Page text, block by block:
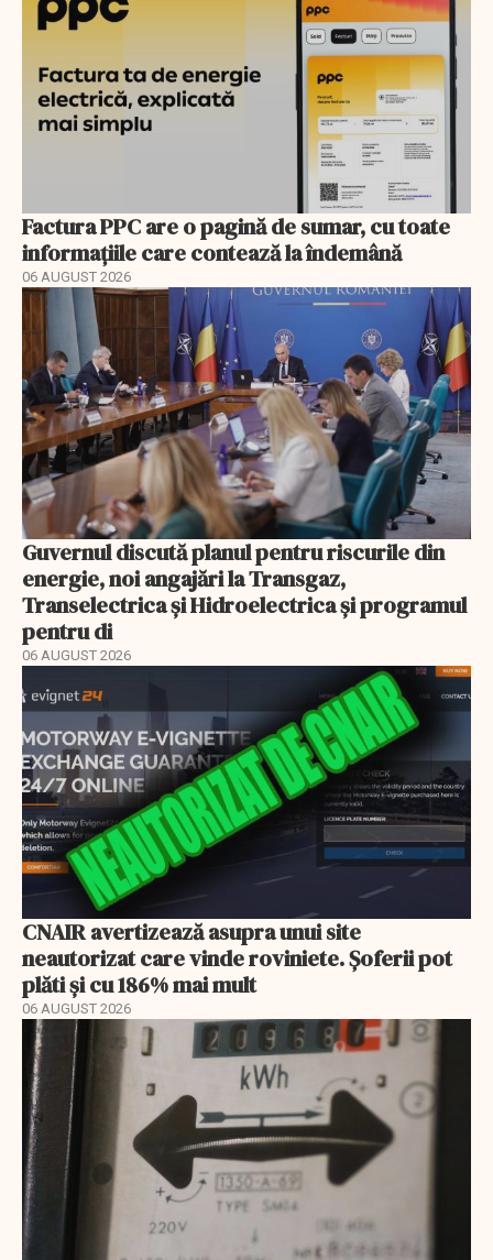
Factura PPC are o pagină de sumar, cu toate
informațiile care contează la îndemână
06 AUGUST 2026
Guvernul discută planul pentru riscurile din
energie, noi angajări la Transgaz,
Transelectrica și Hidroelectrica și programul
pentru di
06 AUGUST 2026
CNAIR avertizează asupra unui site
neautorizat care vinde roviniete. Șoferii pot
plăti și cu 186% mai mult
06 AUGUST 2026